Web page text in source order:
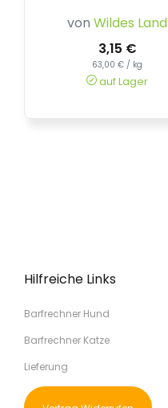
von Wildes Land
3,15 €
63,00 € / kg
auf Lager
Hilfreiche Links
Barfrechner Hund
Barfrechner Katze
Lieferung